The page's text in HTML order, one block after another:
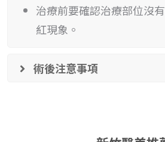
治療前要確認治療部位沒
紅現象。
術後注意事項